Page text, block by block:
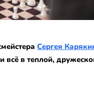
Сергея
всё в теплой,